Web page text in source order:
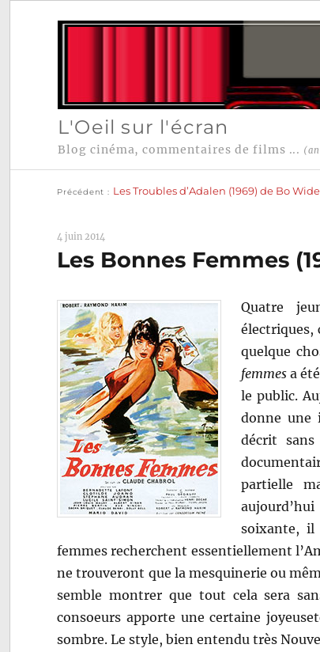
L'Oeil sur l'écran
Blog cinéma, commentaires de films ...
Navigation
l’article
Précédent Les Troubles d’Adalen (1969) de Bo
4 juin 2014
Les Bonnes Femmes
Quatre
électriques,
quelque
femmes a
le public.
donne une
décrit
partielle
soixante, il
femmes recherchent essentiellement
ne trouveront que la mesquinerie ou
semble montrer que tout cela sera
consoeurs apporte une certaine
sombre. Le style, bien entendu très